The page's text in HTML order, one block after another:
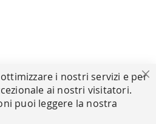
PAYMENTS
i nostri servizi e per
ai nostri visitatori.
puoi leggere la nostra